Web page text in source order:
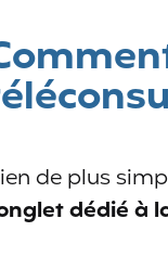
de plus
dédié à